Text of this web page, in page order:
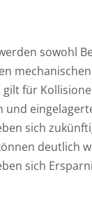
sowohl
für
und
sich
deutlich
sich